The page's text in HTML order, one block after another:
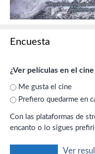
Encuesta
¿Ver películas en el cine
Me gusta el cine
Prefiero quedarme en
Con las plataformas de streaming, ¿ha
encanto o lo sigues
Ver